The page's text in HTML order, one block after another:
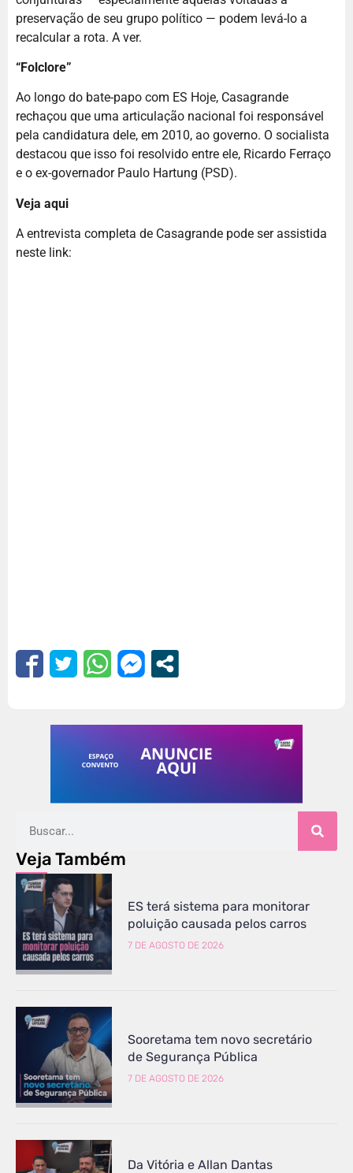
preservação de seu grupo político — podem levá-lo a
recalcular a rota. A ver.
“Folclore”
Ao longo do bate-papo com ES Hoje, Casagrande
rechaçou que uma articulação nacional foi responsável
pela candidatura dele, em 2010, ao governo. O socialista
destacou que isso foi resolvido entre ele, Ricardo Ferraço
e o ex-governador Paulo Hartung (PSD).
Veja aqui
A entrevista completa de Casagrande pode ser assistida
neste link:
Veja Também
ES terá sistema para monitorar
poluição causada pelos carros
7 DE AGOSTO DE 2026
Sooretama tem novo secretário
de Segurança Pública
7 DE AGOSTO DE 2026
Da Vitória e Allan Dantas